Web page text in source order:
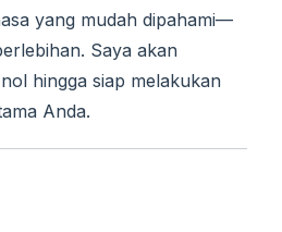
yang mudah dipahami—
Saya akan
hingga siap melakukan
Anda.